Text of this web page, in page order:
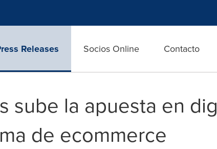
Releases Socios Online Contacto
sube la apuesta en
de ecommerce